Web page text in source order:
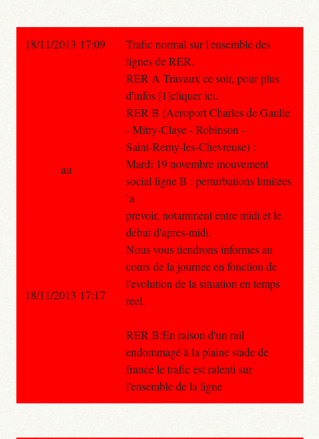
18/11/2013 17:09
Trafic normal sur l'ensemble des
lignes de RER.
RER A Travaux ce soir, pour plus
d'infos [1]cliquer ici.
RER B (Aeroport Charles de Gaulle
- Mitry-Claye - Robinson -
Saint-Remy-les-Chevreuse) :
Mardi 19 novembre mouvement
social ligne B : perturbations limitees
`a
prevoir, notamment entre midi et le
debut d'apres-midi.
Nous vous tiendrons informes au
cours de la journee en fonction de
l'evolution de la situation en temps
reel.
RER B:En raison d'un rail
endommagé à la plaine stade de
france le trafic est ralenti sur
l'ensemble de la ligne
au
18/11/2013 17:17